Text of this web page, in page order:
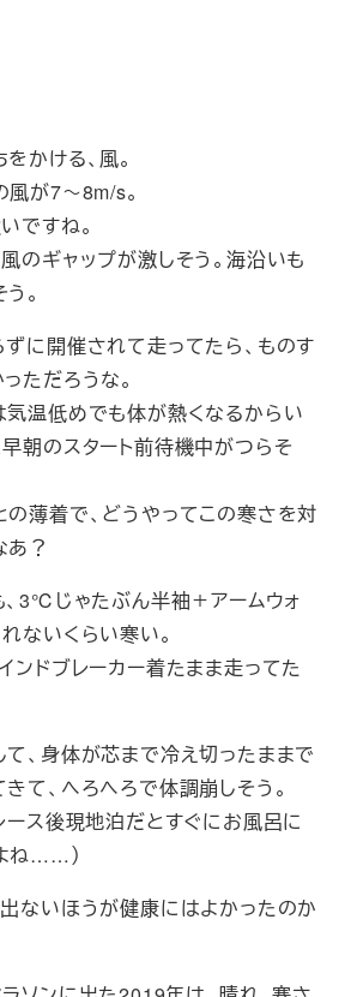
かける、風。
が7～8m/s。
ですね。
のギャップが激しそう。海沿いも
。
に開催されて走ってたら、ものす
ただろうな。
気温低めでも体が熱くなるからい
朝のスタート前待機中がつらそ
薄着で、どうやってこの寒さを対
あ？
3℃じゃたぶん半袖＋アームウォ
ないくらい寒い。
ンドブレーカー着たまま走ってた
、身体が芯まで冷え切ったままで
て、へろへろで体調崩しそう。
ース後現地泊だとすぐにお風呂に
ね……）
ないほうが健康にはよかったのか